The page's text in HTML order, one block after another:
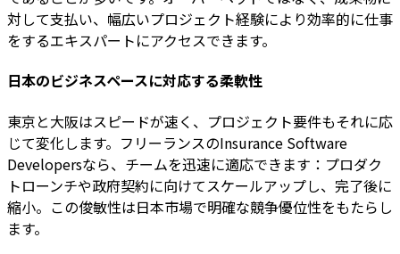
対して支払い、幅広いプロジェクト経験により効率的に仕事
をするエキスパートにアクセスできます。
日本のビジネスペースに対応する柔軟性
東京と大阪はスピードが速く、プロジェクト要件もそれに応
じて変化します。フリーランスのInsurance Software
Developersなら、チームを迅速に適応できます：プロダク
トローンチや政府契約に向けてスケールアップし、完了後に
縮小。この俊敏性は日本市場で明確な競争優位性をもたらし
ます。